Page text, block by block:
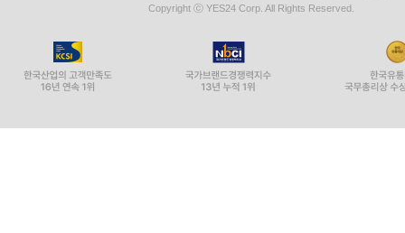
Copyright ⓒ YES24 Corp. All Rights Reserved.